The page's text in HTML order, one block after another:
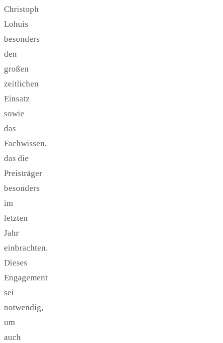
Christoph
Lohuis
besonders
den
großen
zeitlichen
Einsatz
sowie
das
Fachwissen,
das die
Preisträger
besonders
im
letzten
Jahr
einbrachten.
Dieses
Engagement
sei
notwendig,
um
auch